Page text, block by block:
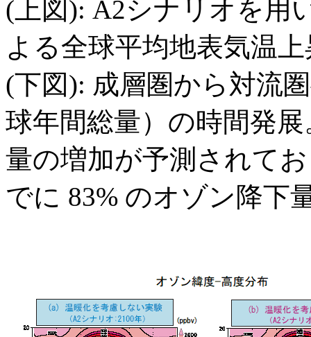
(上図): A2シナリオを用
よる全球平均地表気温
(下図): 成層圏から対流
球年間総量）の時間発
量の増加が予測されて
でに 83% のオゾン降下